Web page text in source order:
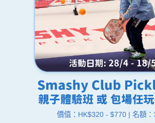
價值：HK$320 - $770 | 名額：